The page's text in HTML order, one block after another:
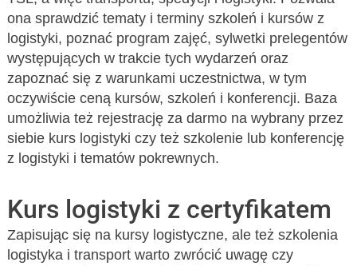
ona sprawdzić tematy i terminy szkoleń i kursów z
logistyki, poznać program zajęć, sylwetki prelegentów
występujących w trakcie tych wydarzeń oraz
zapoznać się z warunkami uczestnictwa, w tym
oczywiście ceną kursów, szkoleń i konferencji. Baza
umożliwia też rejestrację za darmo na wybrany przez
siebie kurs logistyki czy też szkolenie lub konferencję
z logistyki i tematów pokrewnych.
Kurs logistyki z certyfikatem
Zapisując się na kursy logistyczne, ale też szkolenia
logistyka i transport warto zwrócić uwagę czy